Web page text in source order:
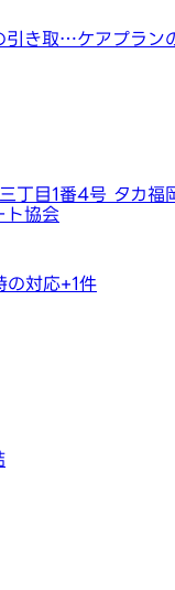
引き取…ケアプラン
丁目1番4号 タカ福
ト協会
の対応+1件